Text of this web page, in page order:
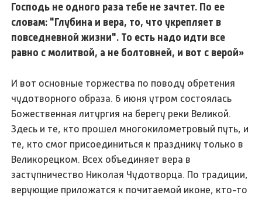
Господь не одного раза тебе не зачтет. По ее
словам: "Глубина и вера, то, что укрепляет в
повседневной жизни". То есть надо идти все
равно с молитвой, а не болтовней, и вот с верой»
И вот основные торжества по поводу обретения
чудотворного образа. 6 июня утром состоялась
Божественная литургия на берегу реки Великой.
Здесь и те, кто прошел многокилометровый путь, и
те, кто смог присоединиться к празднику только в
Великорецком. Всех объединяет вера в
заступничество Николая Чудотворца. По традиции,
верующие приложатся к почитаемой иконе, кто-то